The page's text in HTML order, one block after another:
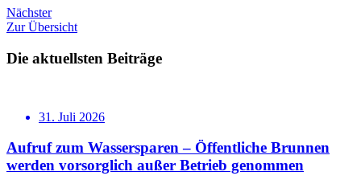
Nächster
Zur Übersicht
Die aktuellsten Beiträge
31. Juli 2026
Aufruf zum Wassersparen – Öffentliche Brunnen
werden vorsorglich außer Betrieb genommen